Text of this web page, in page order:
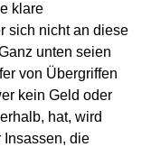
klare
sich nicht an diese
unten seien
von Übergriffen
kein Geld oder
hat, wird
die